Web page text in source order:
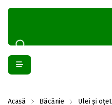
Acasă Băcănie Ulei și oțet